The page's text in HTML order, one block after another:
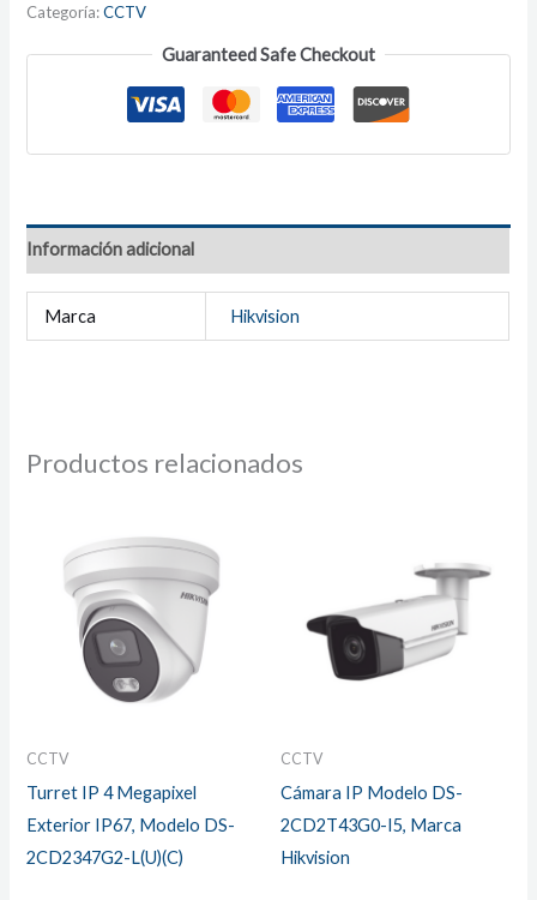
Categoría:CCTV
Guaranteed Safe Checkout
Información adicional
Marca Hikvision
Productos relacionados
CCTV
Turret IP 4 Megapixel
Exterior IP67, Modelo DS-
2CD2347G2-L(U)(C)
CCTV
Cámara IP Modelo DS-
2CD2T43G0-I5, Marca
Hikvision